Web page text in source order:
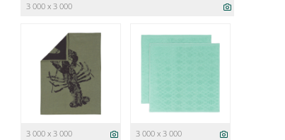
3 000 x 3 000
3 000 x 3 000 3 000 x 3 000